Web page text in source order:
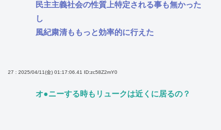
民主主義社会の性質上特定される事も無かった
し
風紀粛清ももっと効率的に行えた
27 : 2025/04/11(金) 01:17:06.41 ID:zc58Z2mY0
オ●ニーする時もリュークは近くに居るの？